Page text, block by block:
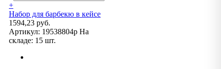
+
Набор для барбекю в кейсе
1594,23 руб.
Артикул: 19538804p На
складе: 15 шт.